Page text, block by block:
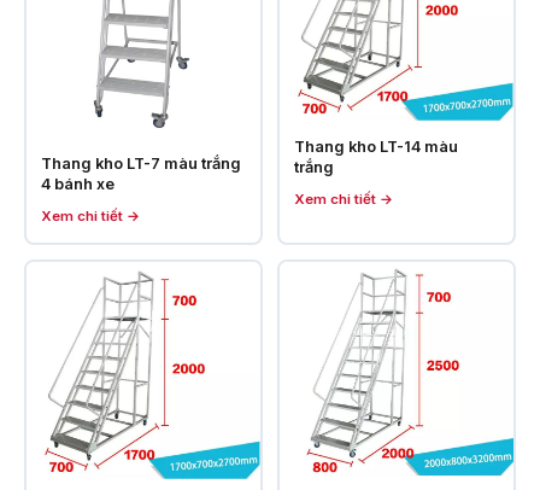
Thang kho LT-7 màu trắng
4 bánh xe
Xem chi tiết →
Thang kho LT-14 màu
trắng
Xem chi tiết →